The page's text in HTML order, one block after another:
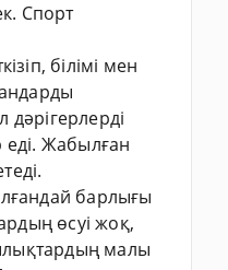
Спорт
білімі мен
Жабылған
барлығы
өсуі жоқ,
малы